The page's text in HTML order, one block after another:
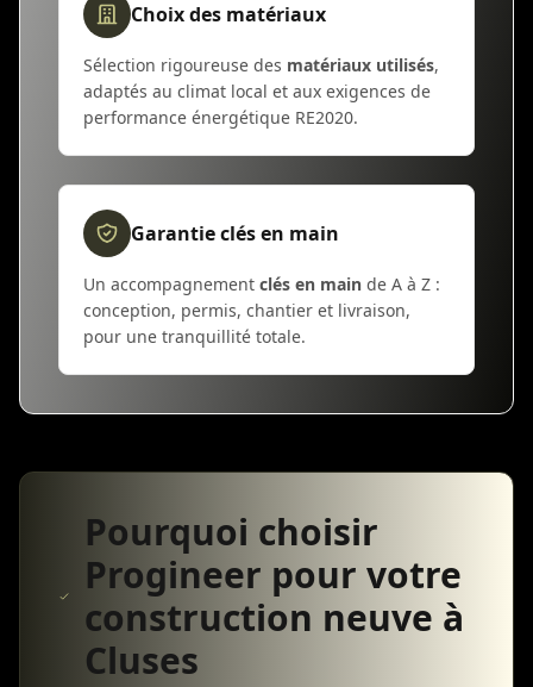
Choix des matériaux
Sélection rigoureuse des matériaux utilisés,
adaptés au climat local et aux exigences de
performance énergétique RE2020.
Garantie clés en main
Un accompagnement clés en main de A à Z :
conception, permis, chantier et livraison,
pour une tranquillité totale.
Pourquoi choisir
Progineer pour votre
construction neuve à
Cluses